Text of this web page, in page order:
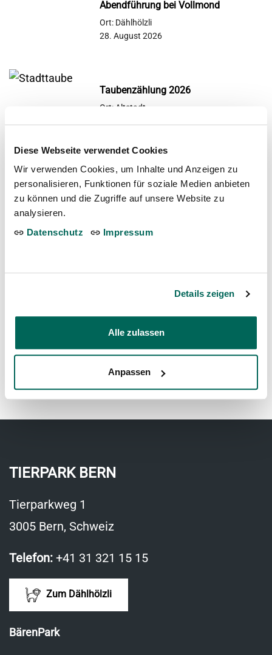
Diese Webseite verwendet Cookies
Wir verwenden Cookies, um Inhalte und Anzeigen zu
personalisieren, Funktionen für soziale Medien anbieten
zu können und die Zugriffe auf unsere Website zu
analysieren.
Datenschutz
Impressum
Details zeigen
Alle zulassen
Anpassen
Abendführung bei Vollmond
Ort: Dählhölzli
28. August 2026
Taubenzählung 2026
Ort: Altstadt
Falkner zu Besuch
04. September 2026
Ort: Dählhölzli
11. September 2026
Das Dählhölzli für Seniorinnen und
Senioren
Ort: Dählhölzli
TIERPARK BERN
Tierparkweg 1
3005 Bern, Schweiz
Telefon: +41 31 321 15 15
Zum Dählhölzli
BärenPark